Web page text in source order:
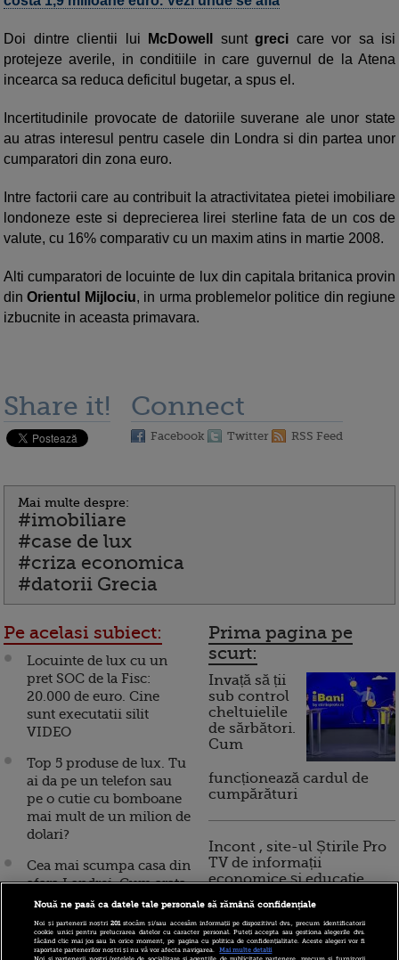
Doi dintre clientii lui McDowell sunt greci care vor sa isi
protejeze averile, in conditiile in care guvernul de la Atena
incearca sa reduca deficitul bugetar, a spus el.
Incertitudinile provocate de datoriile suverane ale unor state
au atras interesul pentru casele din Londra si din partea unor
cumparatori din zona euro.
Intre factorii care au contribuit la atractivitatea pietei imobiliare
londoneze este si deprecierea lirei sterline fata de un cos de
valute, cu 16% comparativ cu un maxim atins in martie 2008.
Alti cumparatori de locuinte de lux din capitala britanica provin
dinOrientul Mijlociu, in urma problemelor politice din regiune
izbucnite in aceasta primavara.
Share it! Connect
Facebook Twitter RSS Feed
Mai multe despre:
#imobiliare
#case de lux
#criza economica
#datorii Grecia
Pe acelasi subiect:
Locuinte de lux cu un
pret SOC de la Fisc:
20.000 de euro. Cine
sunt executatii silit
VIDEO
Top 5 produse de lux. Tu
ai da pe un telefon sau
pe o cutie cu bomboane
mai mult de un milion de
dolari?
Cea mai scumpa casa din
afara Londrei. Cum arata
luxul de 75 de milioane
de lire sterline GALERIE
FOTO
Prima pagina pe
scurt:
Invață să ții
sub control
cheltuielile
de sărbători.
Cum
funcționează cardul de
cumpărături
Incont , site-ul Știrile Pro
TV de informații
economice și educație
10 reguli pentru decizii
Nouă ne pasă ca datele tale personale să rămână confidențiale
Noi și partenerii noștri201stocăm și/sau accesăm informații pe dispozitivul dvs., precum identificatorii
cookie unici pentru prelucrarea datelor cu caracter personal. Puteți accepta sau gestiona alegerile dvs.
făcând clic mai jos sau în orice moment, pe pagina cu politica de confidențialitate. Aceste alegeri vor fi
raportate partenerilor noștri și nu vă vor afecta navigarea.
Mai multe detalii